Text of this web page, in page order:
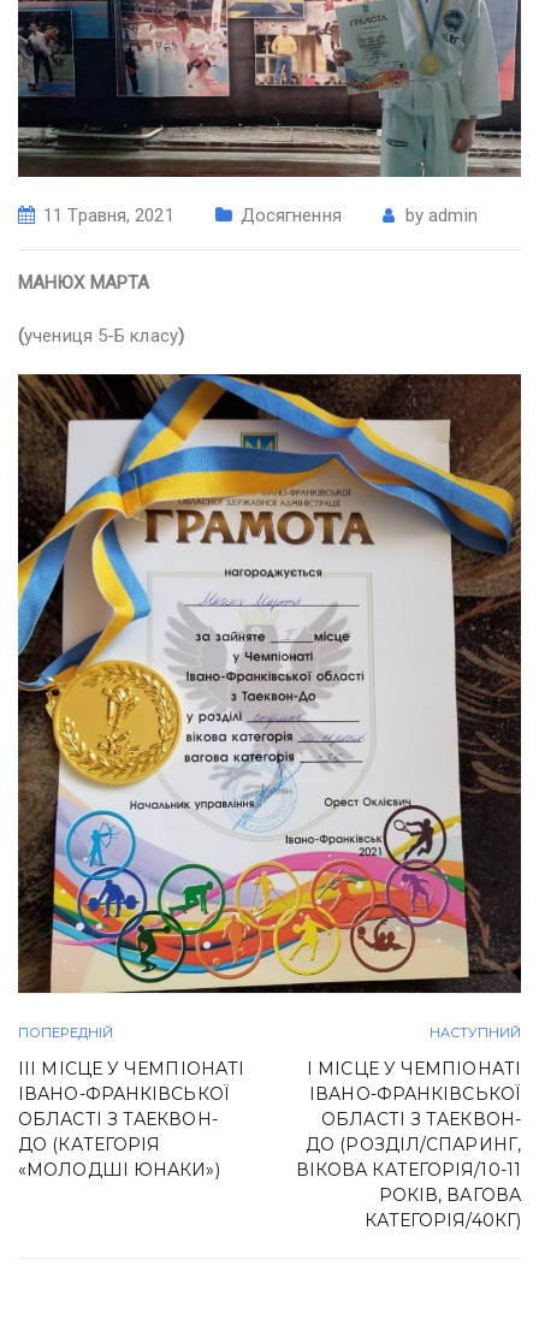
11 Травня, 2021 Досягнення byadmin
МАНЮХ МАРТА
(учениця 5-Б класу)
ПОПЕРЕДНІЙ
ІІІ МІСЦЕ У ЧЕМПІОНАТІ
ІВАНО-ФРАНКІВСЬКОЇ
ОБЛАСТІ З ТАЕКВОН-
ДО (КАТЕГОРІЯ
«МОЛОДШІ ЮНАКИ»)
НАСТУПНИЙ
І МІСЦЕ У ЧЕМПІОНАТІ
ІВАНО-ФРАНКІВСЬКОЇ
ОБЛАСТІ З ТАЕКВОН-
ДО (РОЗДІЛ/СПАРИНГ,
ВІКОВА КАТЕГОРІЯ/10-11
РОКІВ, ВАГОВА
КАТЕГОРІЯ/40КГ)